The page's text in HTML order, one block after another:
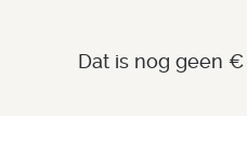
Dat is nog geen €